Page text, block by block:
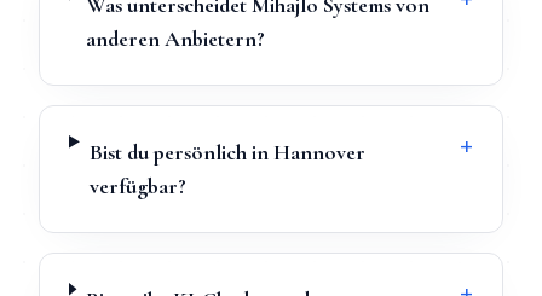
anderen Anbietern?
Bist du persönlich in Hannover
verfügbar?
+